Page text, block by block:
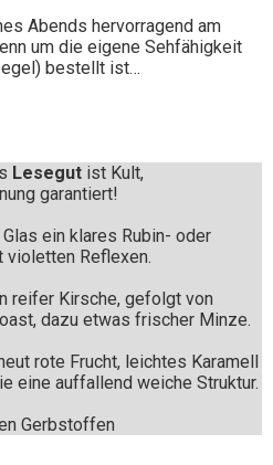
Abends hervorragend am
um die eigene Sehfähigkeit
bestellt ist…
Lesegut ist Kult,
garantiert!
ein klares Rubin- oder
violetten Reflexen.
reifer Kirsche, gefolgt von
dazu etwas frischer Minze.
rote Frucht, leichtes Karamell
eine auffallend weiche Struktur.
Gerbstoffen